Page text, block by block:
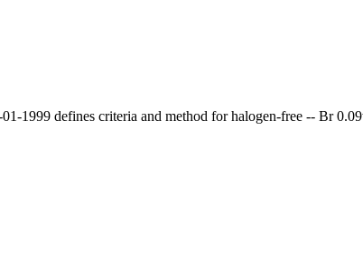
1999 defines criteria and method for halogen-free -- Br